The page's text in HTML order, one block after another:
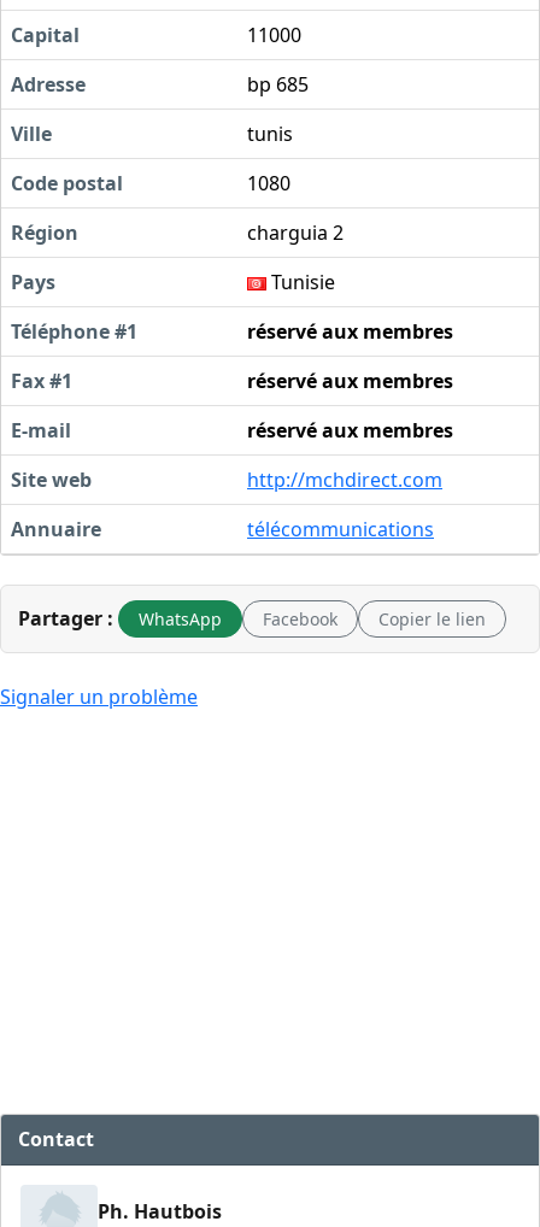
Capital
11000
Adresse
bp 685
Ville
tunis
Code postal
1080
Région
charguia 2
Pays
Tunisie
Téléphone #1
réservé aux membres
Fax #1
réservé aux membres
E-mail
réservé aux membres
Site web
http://mchdirect.com
Annuaire
télécommunications
Partager : WhatsApp Facebook Copier le lien
Signaler un problème
Contact
Ph. Hautbois